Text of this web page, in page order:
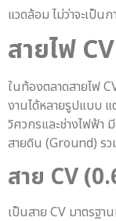
แวดล้อม ไม่ว่าจะเป็น
สายไฟ CV
ในท้องตลาดสายไฟ
งานได้หลายรูปแบบ
วิศวกรและช่างไฟฟ้า
สายดิน (Ground) รว
สาย CV
เป็นสาย CV มาตรฐ